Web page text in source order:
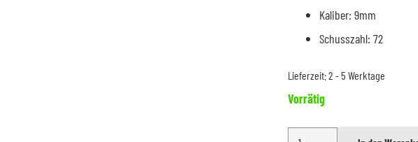
Kaliber: 9mm
Schusszahl: 72
Lieferzeit:2 - 5 Werktage
Vorrätig